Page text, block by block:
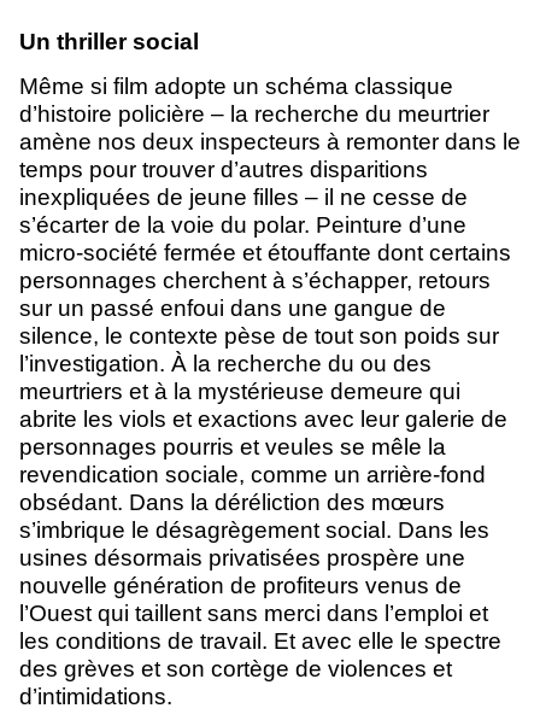
Un thriller social
Même si film adopte un schéma classique
d’histoire policière – la recherche du meurtrier
amène nos deux inspecteurs à remonter dans le
temps pour trouver d’autres disparitions
inexpliquées de jeune filles – il ne cesse de
s’écarter de la voie du polar. Peinture d’une
micro-société fermée et étouffante dont certains
personnages cherchent à s’échapper, retours
sur un passé enfoui dans une gangue de
silence, le contexte pèse de tout son poids sur
l’investigation. À la recherche du ou des
meurtriers et à la mystérieuse demeure qui
abrite les viols et exactions avec leur galerie de
personnages pourris et veules se mêle la
revendication sociale, comme un arrière-fond
obsédant. Dans la déréliction des mœurs
s’imbrique le désagrègement social. Dans les
usines désormais privatisées prospère une
nouvelle génération de profiteurs venus de
l’Ouest qui taillent sans merci dans l’emploi et
les conditions de travail. Et avec elle le spectre
des grèves et son cortège de violences et
d’intimidations.